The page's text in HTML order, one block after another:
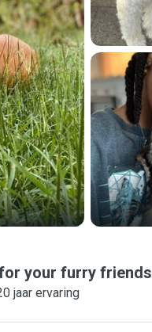
your furry friends
jaar ervaring